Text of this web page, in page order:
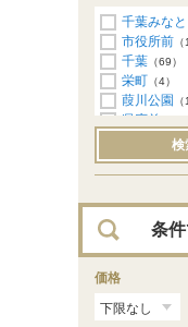
千葉みなと
市役所前 （
千葉 （69）
栄町 （4）
葭川公園
県庁前
千葉公園（
作草部（6）
天台（8）
スポーツ
動物公園
みつわ台（
桜木（17）
小倉台
検
条
価格